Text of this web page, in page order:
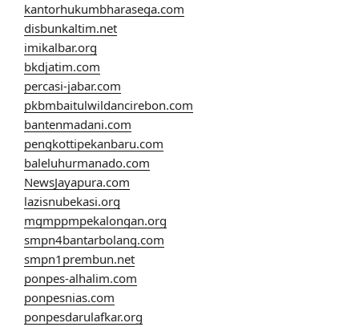
kantorhukumbharasega.com
disbunkaltim.net
imikalbar.org
bkdjatim.com
percasi-jabar.com
pkbmbaitulwildancirebon.com
bantenmadani.com
pengkottipekanbaru.com
baleluhurmanado.com
NewsJayapura.com
lazisnubekasi.org
mgmppmpekalongan.org
smpn4bantarbolang.com
smpn1prembun.net
ponpes-alhalim.com
ponpesnias.com
ponpesdarulafkar.org